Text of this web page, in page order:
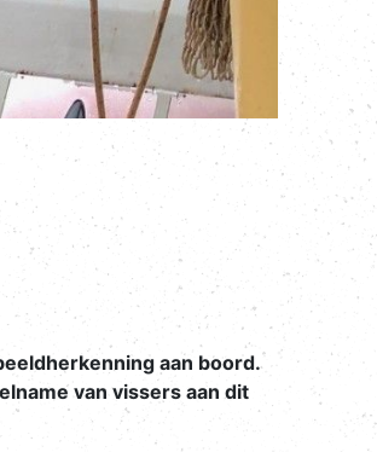
aan boord.
van vissers aan dit